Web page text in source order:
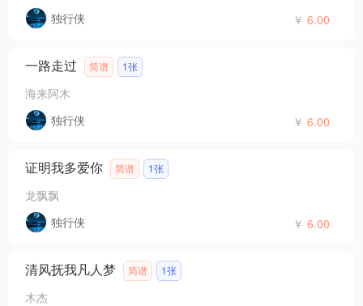
独行侠
￥ 6.00
一路走过 简谱 1张
海来阿木
独行侠
￥ 6.00
证明我多爱你 简谱 1张
龙飘飘
独行侠
￥ 6.00
清风抚我凡人梦 简谱 1张
木杰